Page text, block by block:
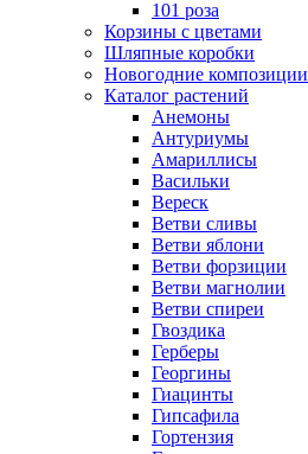
101 роза
Корзины с цветами
Шляпные коробки
Новогодние композиции
Каталог растений
Анемоны
Антуриумы
Амариллисы
Васильки
Вереск
Ветви сливы
Ветви яблони
Ветви форзиции
Ветви магнолии
Ветви спиреи
Гвоздика
Герберы
Георгины
Гиацинты
Гипсафила
Гортензия